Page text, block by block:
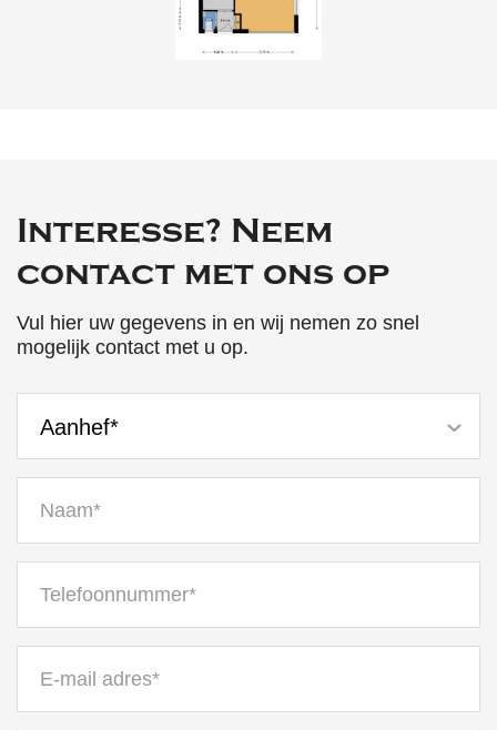
Interesse? Neem
contact met ons op
Vul hier uw gegevens in en wij nemen zo snel
mogelijk contact met u op.
Aanhef*